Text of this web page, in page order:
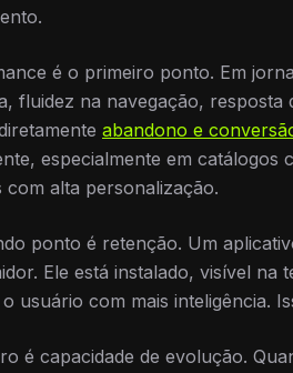
é o primeiro ponto. Em
fluidez na navegação, resposta
abandono e
especialmente em catálogos
com alta personalização.
ponto é retenção. Um
Ele está instalado, visível na
usuário com mais inteligência.
é capacidade de evolução.